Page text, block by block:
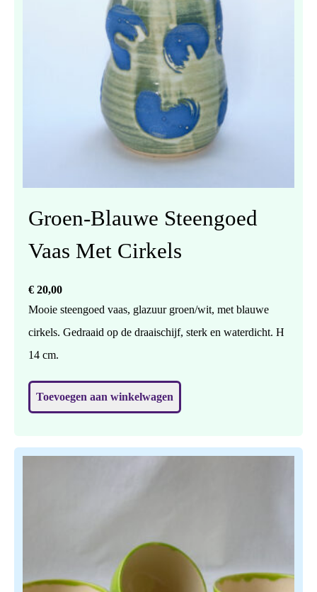
Groen-Blauwe Steengoed
Vaas Met Cirkels
€ 20,00
Mooie steengoed vaas, glazuur groen/wit, met blauwe
cirkels. Gedraaid op de draaischijf, sterk en waterdicht. H
14 cm.
Toevoegen aan winkelwagen